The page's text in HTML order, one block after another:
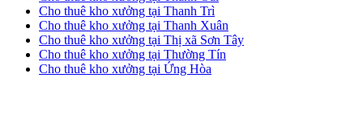
Cho thuê kho xưởng tại Thanh Trì
Cho thuê kho xưởng tại Thanh Xuân
Cho thuê kho xưởng tại Thị xã Sơn Tây
Cho thuê kho xưởng tại Thường Tín
Cho thuê kho xưởng tại Ứng Hòa